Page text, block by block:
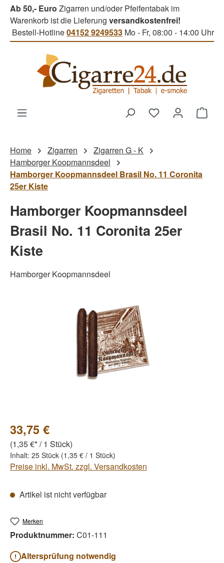
Zum Hauptinhalt springen
Ab 50,- Euro Zigarren und/oder Pfeifentabak im
Warenkorb ist die Lieferung versandkostenfrei!
Bestell-Hotline04152 9249533 Mo - Fr, 08:00 - 14:00 Uhr
Du hast 0
Home Zigarren
Zigarren G - K
Hamborger Koopmannsdeel
Hamborger Koopmannsdeel Brasil No. 11 Coronita
25er Kiste
Hamborger Koopmannsdeel
Brasil No. 11 Coronita 25er
Kiste
Hamborger Koopmannsdeel
Bildergalerie überspringen
33,75 €
(1,35 €* / 1 Stück)
Inhalt: 25 Stück (1,35 € / 1 Stück)
Preise inkl. MwSt. zzgl. Versandkosten
Artikel ist nicht verfügbar
Merken
Produktnummer: C01-111
Altersprüfung notwendig